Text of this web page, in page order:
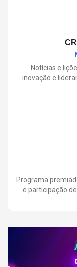
Notícias e
inovação e
Programa
e participação